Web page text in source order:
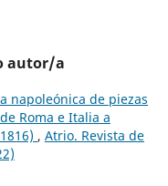
autor/a
napoleónica de piezas
Roma e Italia a
, Atrio. Revista de